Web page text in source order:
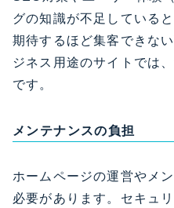
グの知識が不足している
期待するほど集客できな
ジネス用途のサイトでは
です。
メンテナンスの負担
ホームページの運営やメ
必要があります。セキュ